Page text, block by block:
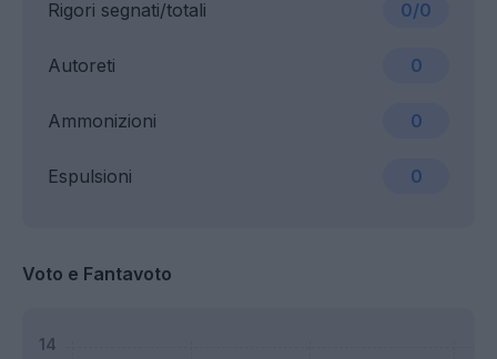
Ammonizioni 0
Rigori segnati/totali 0/0
Espulsioni 0
Autoreti 0
Voto e Fantavoto